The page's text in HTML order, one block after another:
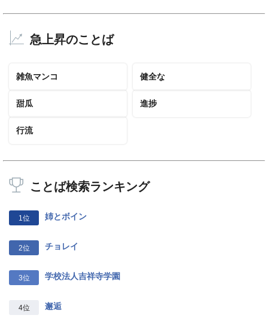
急上昇のことば
雑魚マンコ 健全な
甜瓜 進捗
行流
ことば検索ランキング
1位 姉とボイン
2位 チョレイ
3位 学校法人吉祥寺学園
4位 邂逅